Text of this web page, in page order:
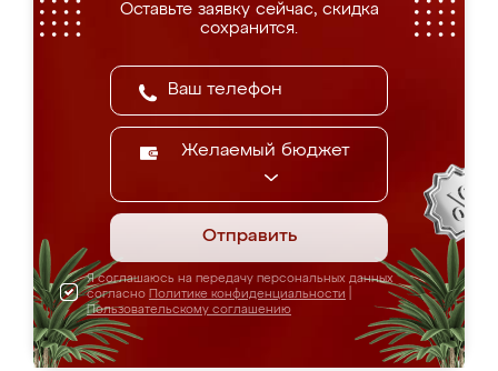
Оставьте заявку сейчас, скидка
сохранится.
Желаемый бюджет
Отправить
Я соглашаюсь на передачу персональных данных
согласно Политике конфиденциальности
Пользовательскому соглашению